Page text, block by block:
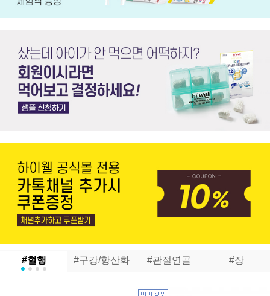
#혈행 #구강/항산화 #관절연골 #장